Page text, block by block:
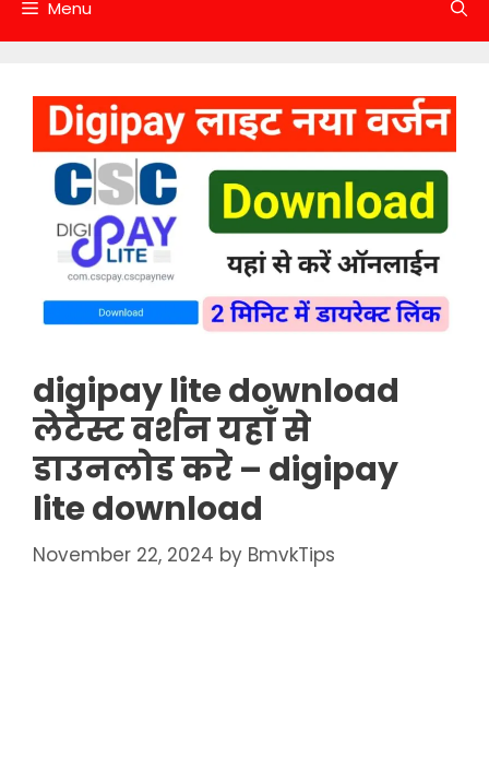
Menu
digipay lite download
लेटेस्ट वर्शन यहाँ से
डाउनलोड करे – digipay
lite download
November 22, 2024 by BmvkTips